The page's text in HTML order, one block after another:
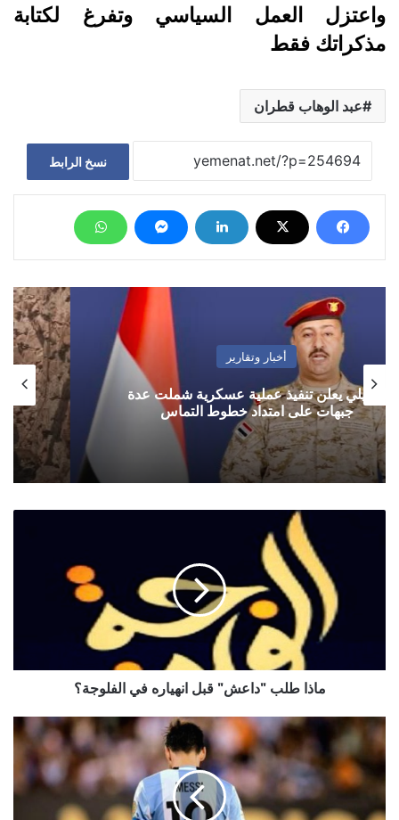
واعتزل العمل السياسي وتفرغ لكتابة
مذكراتك فقط
عبد الوهاب قطران
نسخ الرابط
أخبار وتقارير
احراق سيارة محامي في محافظة إب
ماذا طلب "داعش" قبل انهياره في الفلوجة؟
ميسي
يعتزل
اللعب
الدولي
مع